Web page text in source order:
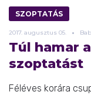
SZOPTATÁS
2017. augusztus 05.
Túl hamar
szoptatást
Féléves korára